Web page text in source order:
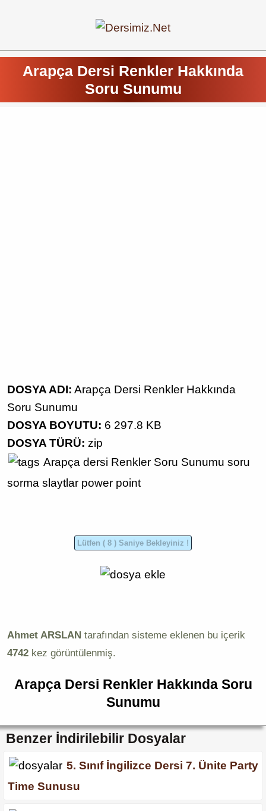
Arapça Dersi Renkler Hakkında
Soru Sunumu
DOSYA ADI: Arapça Dersi Renkler Hakkında
Soru Sunumu
DOSYA BOYUTU: 6 297.8 KB
DOSYA TÜRÜ: zip
Arapça dersi Renkler Soru Sunumu soru
sorma slaytlar power point
Ahmet ARSLAN tarafından sisteme eklenen bu içerik
4742 kez görüntülenmiş.
Arapça Dersi Renkler Hakkında Soru
Sunumu
Benzer İndirilebilir Dosyalar
5. Sınıf İngilizce Dersi 7. Ünite Party
Time Sunusu